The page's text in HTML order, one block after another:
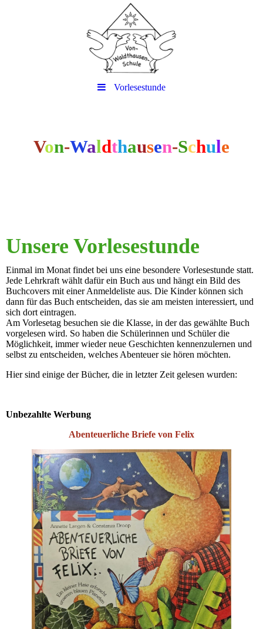
Vorlesestunde
Von-Waldthausen-Schule
Unsere Vorlesestunde
Einmal im Monat findet bei uns eine besondere Vorlesestunde statt.
Jede Lehrkraft wählt dafür ein Buch aus und hängt ein Bild des
Buchcovers mit einer Anmeldeliste aus. Die Kinder können sich
dann für das Buch entscheiden, das sie am meisten interessiert, und
sich dort eintragen.
Am Vorlesetag besuchen sie die Klasse, in der das gewählte Buch
vorgelesen wird. So haben die Schülerinnen und Schüler die
Möglichkeit, immer wieder neue Geschichten kennenzulernen und
selbst zu entscheiden, welches Abenteuer sie hören möchten.
Hier sind einige der Bücher, die in letzter Zeit gelesen wurden:
Unbezahlte Werbung
Abenteuerliche Briefe von Felix